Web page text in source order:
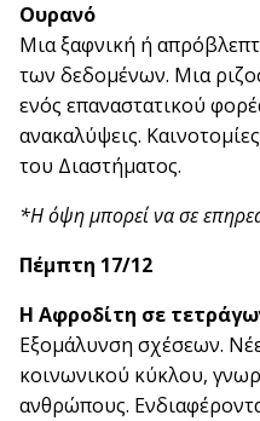
Ουρανό
Μια ξαφνική ή
των δεδομένων. Μια
ενός επαναστατικού
ανακαλύψεις.
του Διαστήματος.
*Η όψη μπορεί να σε
Πέμπτη 17/12
Η Αφροδίτη σε
Εξομάλυνση σχέσεων.
κοινωνικού κύκλου,
ανθρώπους.